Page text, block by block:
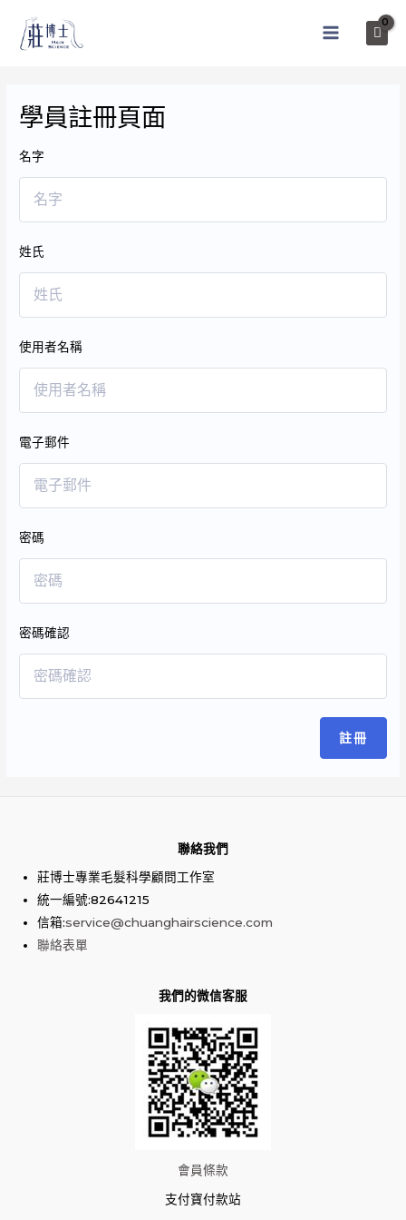
MAIN
學員註冊頁面
名字
姓氏
使用者名稱
電子郵件
密碼
密碼確認
註冊
聯絡我們
莊博士專業毛髮科學顧問工作室
統一編號:82641215
信箱:service@chuanghairscience.com
聯絡表單
我們的微信客服
會員條款
支付寶付款站